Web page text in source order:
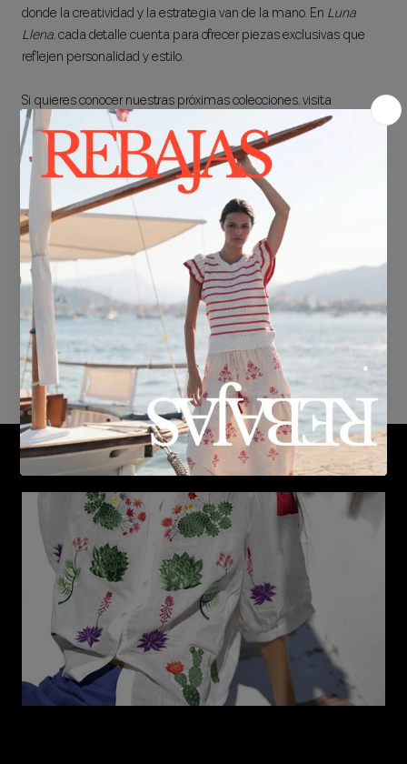
donde la creatividad y la estrategia van de la mano. En Luna
Llena, cada detalle cuenta para ofrecer piezas exclusivas que
reflejen personalidad y estilo.
Si quieres conocer nuestras próximas colecciones, visita
www.lunallena.esy síguenos en nuestras redes sociales para
descubrir las novedades antes que nadie. ¡Te esperamos!
Written by LUNA LLENA